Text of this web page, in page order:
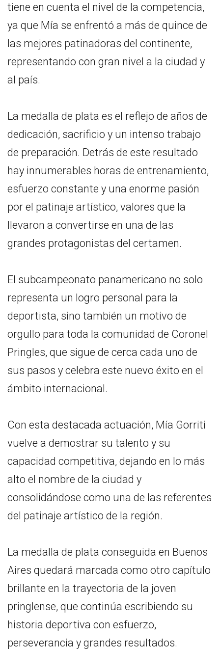
tiene en cuenta el nivel de la competencia,
ya que Mía se enfrentó a más de quince de
las mejores patinadoras del continente,
representando con gran nivel a la ciudad y
al país.
La medalla de plata es el reflejo de años de
dedicación, sacrificio y un intenso trabajo
de preparación. Detrás de este resultado
hay innumerables horas de entrenamiento,
esfuerzo constante y una enorme pasión
por el patinaje artístico, valores que la
llevaron a convertirse en una de las
grandes protagonistas del certamen.
El subcampeonato panamericano no solo
representa un logro personal para la
deportista, sino también un motivo de
orgullo para toda la comunidad de Coronel
Pringles, que sigue de cerca cada uno de
sus pasos y celebra este nuevo éxito en el
ámbito internacional.
Con esta destacada actuación, Mía Gorriti
vuelve a demostrar su talento y su
capacidad competitiva, dejando en lo más
alto el nombre de la ciudad y
consolidándose como una de las referentes
del patinaje artístico de la región.
La medalla de plata conseguida en Buenos
Aires quedará marcada como otro capítulo
brillante en la trayectoria de la joven
pringlense, que continúa escribiendo su
historia deportiva con esfuerzo,
perseverancia y grandes resultados.